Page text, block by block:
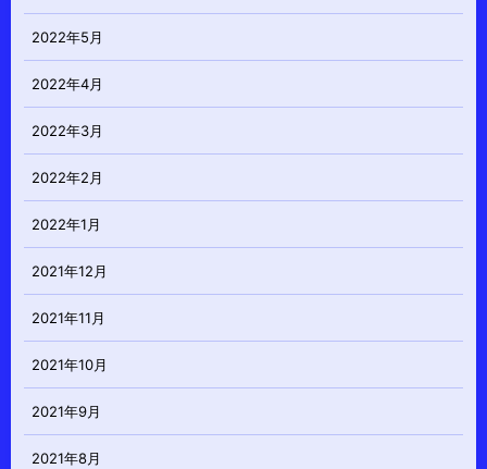
2022年5月
2022年4月
2022年3月
2022年2月
2022年1月
2021年12月
2021年11月
2021年10月
2021年9月
2021年8月